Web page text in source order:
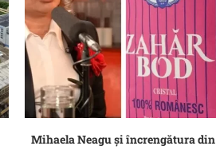
Mihaela Neagu și încrengătura din